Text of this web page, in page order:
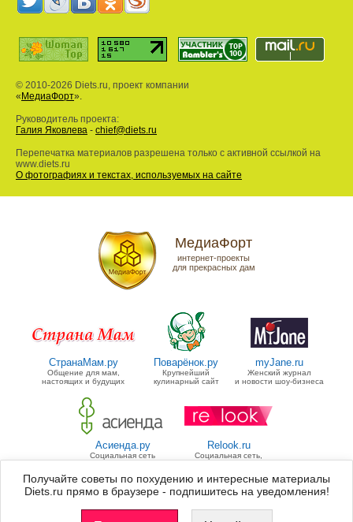
© 2010-2026 Diets.ru, проект компании
« МедиаФорт».
Руководитель проекта:
Галия Яковлева - chief@diets.ru
Перепечатка материалов разрешена только с активной ссылкой на
www.diets.ru
О фотографиях и текстах, используемых на сайте
МедиаФорт
интернет-проекты
для прекрасных дам
СтранаМам.ру
Общение для мам,
настоящих и будущих
Поварёнок.ру
Крупнейший
кулинарный сайт
myJane.ru
Женский журнал
и новости шоу-бизнеса
Асиенда.ру
Социальная сеть
Relook.ru
Социальная сеть,
Группа «МедиаФорт» управляет 11 проектами
для прекрасных дам.
Получайте советы по похудению и интересные материалы
Diets.ru прямо в браузере - подпишитесь на уведомления!